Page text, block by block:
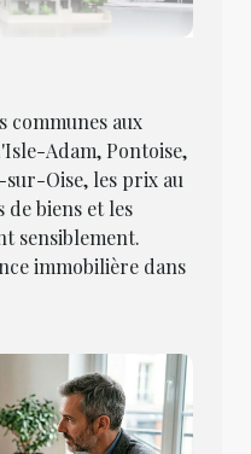
communes aux
Adam, Pontoise,
Oise, les prix au
biens et les
sensiblement.
immobilière dans